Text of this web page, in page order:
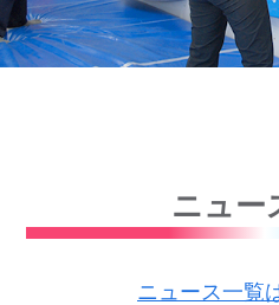
ニュー
ニュース一覧